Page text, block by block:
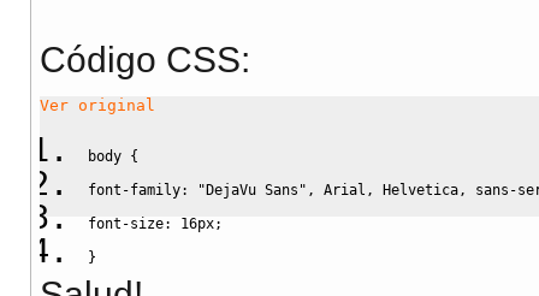
Código CSS:
Ver original
body {
font-family: "DejaVu Sans" , Arial , Helvetica ,
sans-
font-size: 16px;
}